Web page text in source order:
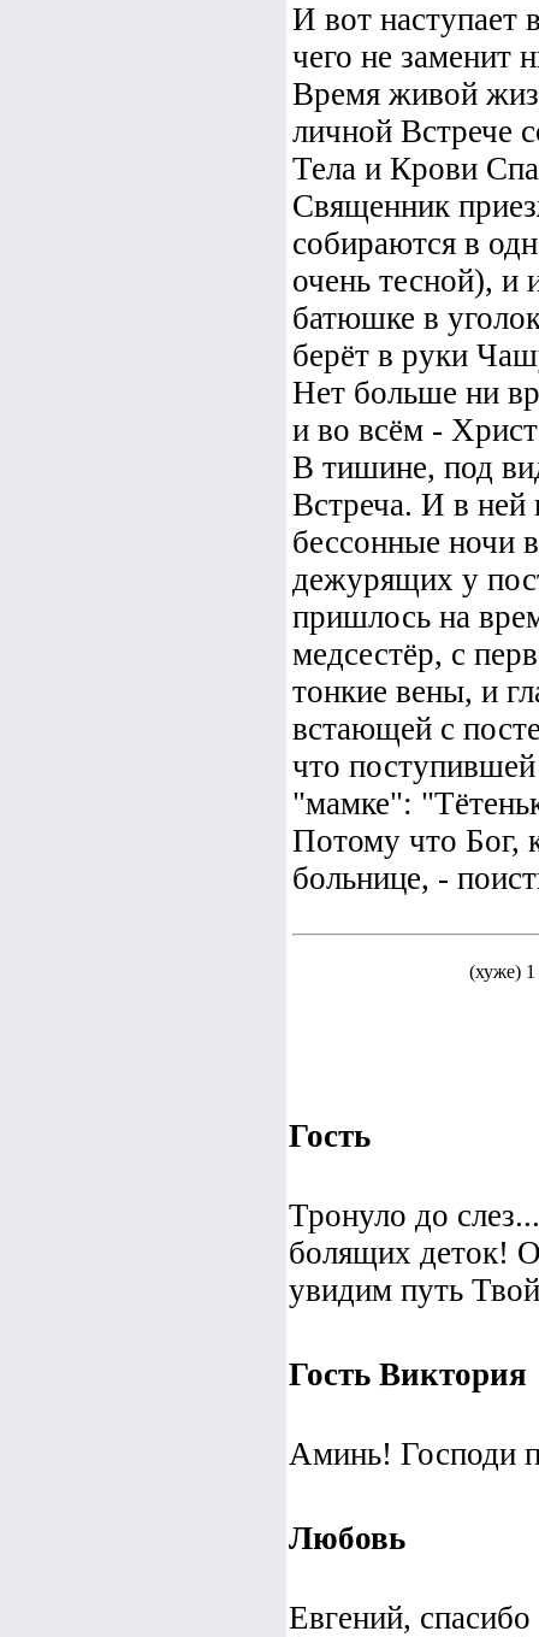
И вот наступает
чего не заменит
Время живой
личной Встрече
Тела и Крови
Священник
собираются в
очень тесной),
батюшке в
берёт в руки
Нет больше ни
и во всём -
В тишине, под
Встреча. И в ней
бессонные ночи
дежурящих у
пришлось на
медсестёр, с
тонкие вены, и
встающей с
что
"мамке":
Потому что Бог,
больнице, -
(хуже) 1
Гость
Тронуло до
болящих деток!
увидим путь
Гость Виктория
Аминь! Господи
Любовь
Евгений,